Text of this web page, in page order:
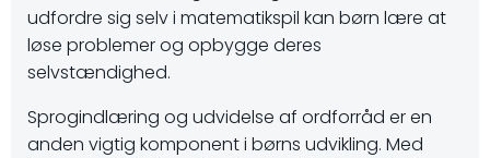
udfordre sig selv i matematikspil kan børn lære at
løse problemer og opbygge deres
selvstændighed.
Sprogindlæring og udvidelse af ordforråd er en
anden vigtig komponent i børns udvikling. Med